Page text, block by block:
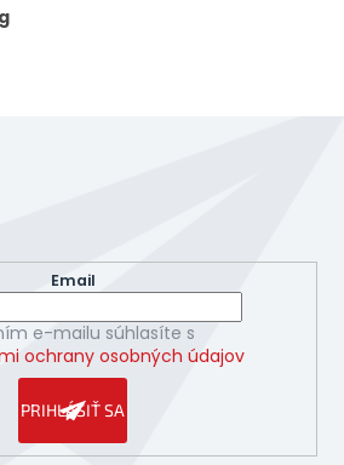
Email
e-mailu súhlasíte s
ochrany osobných údajov
PRIHLÁSIŤ SA